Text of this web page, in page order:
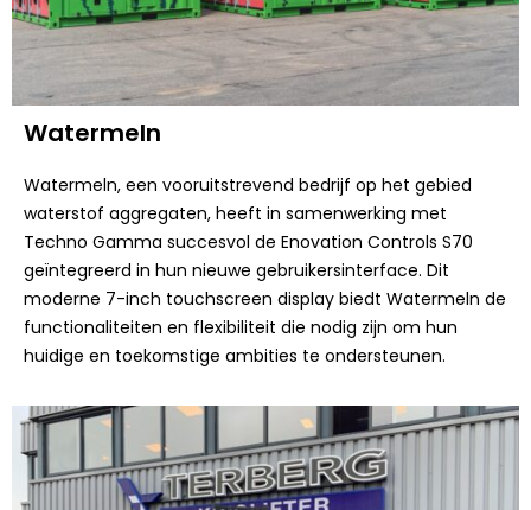
Watermeln
Watermeln, een vooruitstrevend bedrijf op het gebied
waterstof aggregaten, heeft in samenwerking met
Techno Gamma succesvol de Enovation Controls S70
geïntegreerd in hun nieuwe gebruikersinterface. Dit
moderne 7-inch touchscreen display biedt Watermeln de
functionaliteiten en flexibiliteit die nodig zijn om hun
huidige en toekomstige ambities te ondersteunen.